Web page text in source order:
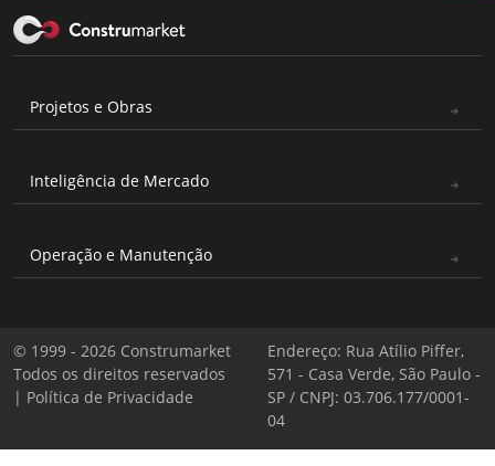
Projetos e Obras
Inteligência de Mercado
Operação e Manutenção
© 1999 - 2026 Construmarket
Todos os direitos reservados
| Política de Privacidade
Endereço: Rua Atílio Piffer,
571 - Casa Verde, São Paulo -
SP / CNPJ: 03.706.177/0001-
04